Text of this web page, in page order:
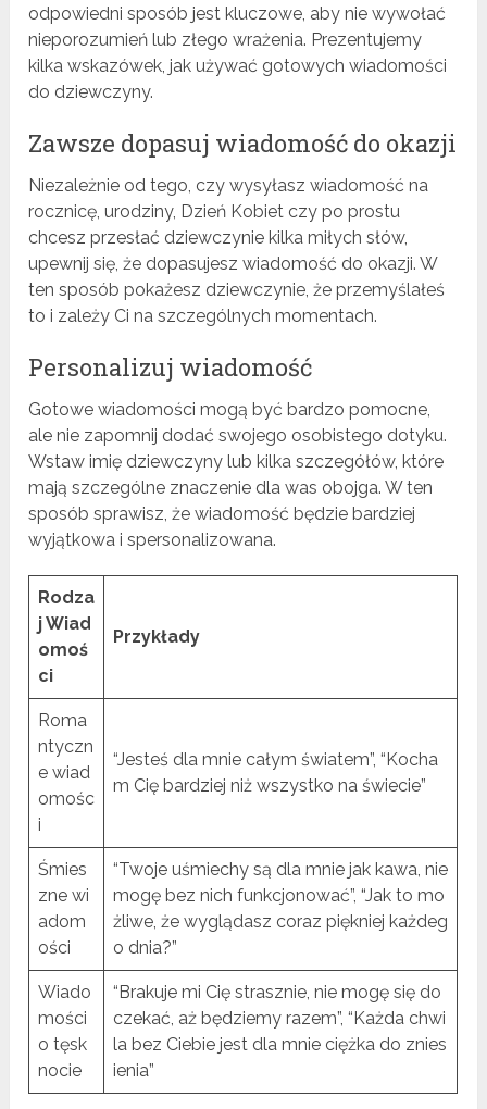
odpowiedni sposób jest kluczowe, aby nie wywołać
nieporozumień lub złego wrażenia. Prezentujemy
kilka wskazówek, jak używać gotowych wiadomości
do dziewczyny.
Zawsze dopasuj wiadomość do okazji
Niezależnie od tego, czy wysyłasz wiadomość na
rocznicę, urodziny, Dzień Kobiet czy po prostu
chcesz przesłać dziewczynie kilka miłych słów,
upewnij się, że dopasujesz wiadomość do okazji. W
ten sposób pokażesz dziewczynie, że przemyślałeś
to i zależy Ci na szczególnych momentach.
Personalizuj wiadomość
Gotowe wiadomości mogą być bardzo pomocne,
ale nie zapomnij dodać swojego osobistego dotyku.
Wstaw imię dziewczyny lub kilka szczegółów, które
mają szczególne znaczenie dla was obojga. W ten
sposób sprawisz, że wiadomość będzie bardziej
wyjątkowa i spersonalizowana.
Rodza
j Wiad
omoś
ci
Przykłady
Roma
ntyczn
e wiad
omośc
i
“Jesteś dla mnie całym światem”, “Kocha
m Cię bardziej niż wszystko na świecie”
Śmies
zne wi
adom
ości
“Twoje uśmiechy są dla mnie jak kawa, nie
mogę bez nich funkcjonować”, “Jak to mo
żliwe, że wyglądasz coraz piękniej każdeg
o dnia?”
Wiado
mości
o tęsk
nocie
“Brakuje mi Cię strasznie, nie mogę się do
czekać, aż będziemy razem”, “Każda chwi
la bez Ciebie jest dla mnie ciężka do znies
ienia”